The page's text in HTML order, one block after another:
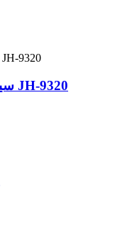
سیلف ڈرائی سلور ٹاپ کوٹ JH-9320